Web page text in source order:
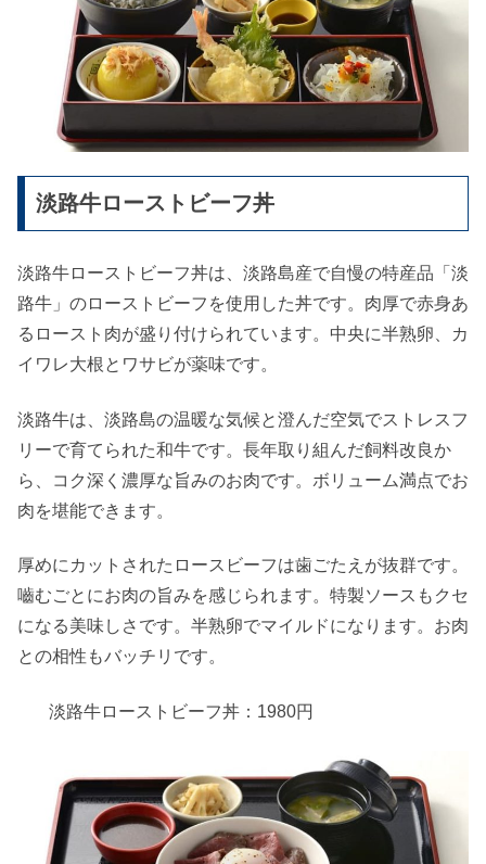
淡路牛ローストビーフ丼
淡路牛ローストビーフ丼は、淡路島産で自慢の特産品「淡
路牛」のローストビーフを使用した丼です。肉厚で赤身あ
るロースト肉が盛り付けられています。中央に半熟卵、カ
イワレ大根とワサビが薬味です。
淡路牛は、淡路島の温暖な気候と澄んだ空気でストレスフ
リーで育てられた和牛です。長年取り組んだ飼料改良か
ら、コク深く濃厚な旨みのお肉です。ボリューム満点でお
肉を堪能できます。
厚めにカットされたロースビーフは歯ごたえが抜群です。
嚙むごとにお肉の旨みを感じられます。特製ソースもクセ
になる美味しさです。半熟卵でマイルドになります。お肉
との相性もバッチリです。
淡路牛ローストビーフ丼：1980円